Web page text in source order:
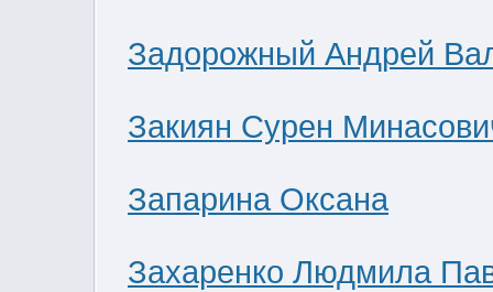
Задорожный Андрей
Закиян Сурен
Запарина Оксана
Захаренко Людмила